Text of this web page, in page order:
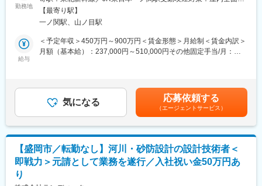
きる環境です
◇あなたが線形を引いた道路が、地域交通と物流を支えます
ップが叶う環境です
※技術スペシャリストとしてのキャリアも選択可能です。
■当社の特徴：
ランディックは創業50周年を迎え、測量・地質調査・建設コンサ
ルタント・補償コンサルタント・GIS分野までインフラをトータル
に支える技術者集団です。UAV・3次元モデル・CIMへの対応な
ど、「新しい技術を現場で使い切る」ことを重視しています。
◎入社祝い金50万円あり
◎3Dレーザースキャナー・UAV測量・BIM/CIM、生成AI活用等の
最新技術を推進中
◎年間休日125日・月平均残業15時間。暮らしと仕事の両立を実
現
◎技術士・RCCM保有者が多数在籍と、切磋琢磨できる技術者集
場環境
■業務内容：
◇道路の予備・詳細設計
◇交差点設計（平面交差・立体交差）
◇交通量調査・交通解析
勤務地
煙変更の範囲：会社の定める事業所
【最寄り駅】
一ノ関駅、山ノ目駅
給与
＜予定年収＞450万円～900万円＜賃金形態＞月給制＜賃金内訳＞
月額（基本給）：237,000円～510,000円その他固定手当/月：
その他固定手当：・住宅手当8,000円～20,000円・資格手当5,000
円～20,000円賃金はあくまでも目安の金額であり、選考を通じて
上下する可能性があります。月給(月額)は固定手当を含めた表記で
す。
気になる 応募依頼する
（エージェントサービス）
【盛岡市／転勤なし】河川・砂防設計の設計技術者＜
即戦力＞元請として業務を遂行／入社祝い金50万円あ
り